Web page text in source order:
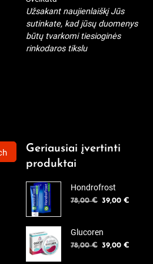
Užsakant naujienlaiškį Jūs
sutinkate, kad jūsų duomenys
būtų tvarkomi tiesioginės
rinkodaros tikslu
Geriausiai įvertinti
produktai
Hondrofrost
78,00€ Original
78,00 €.
39,00 €
Glucoren
78,00€ Original
39,00 €